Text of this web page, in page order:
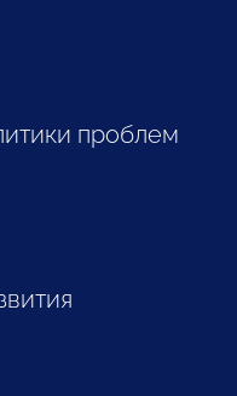
проблем